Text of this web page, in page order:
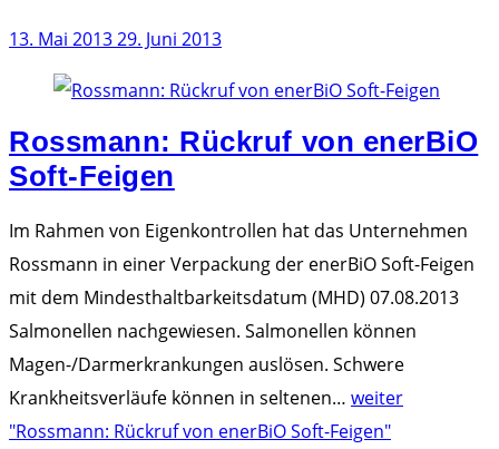
13. Mai 201329. Juni 2013
Rossmann: Rückruf von enerBiO
Soft-Feigen
Im Rahmen von Eigenkontrollen hat das Unternehmen
Rossmann in einer Verpackung der enerBiO Soft-Feigen
mit dem Mindesthaltbarkeitsdatum (MHD) 07.08.2013
Salmonellen nachgewiesen. Salmonellen können
Magen-/Darmerkrankungen auslösen. Schwere
Krankheitsverläufe können in seltenen… weiter
"Rossmann: Rückruf von enerBiO Soft-Feigen"